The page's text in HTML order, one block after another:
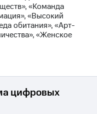
«Команда
«Высокий
обитания», «Арт-
«Женское
цифровых